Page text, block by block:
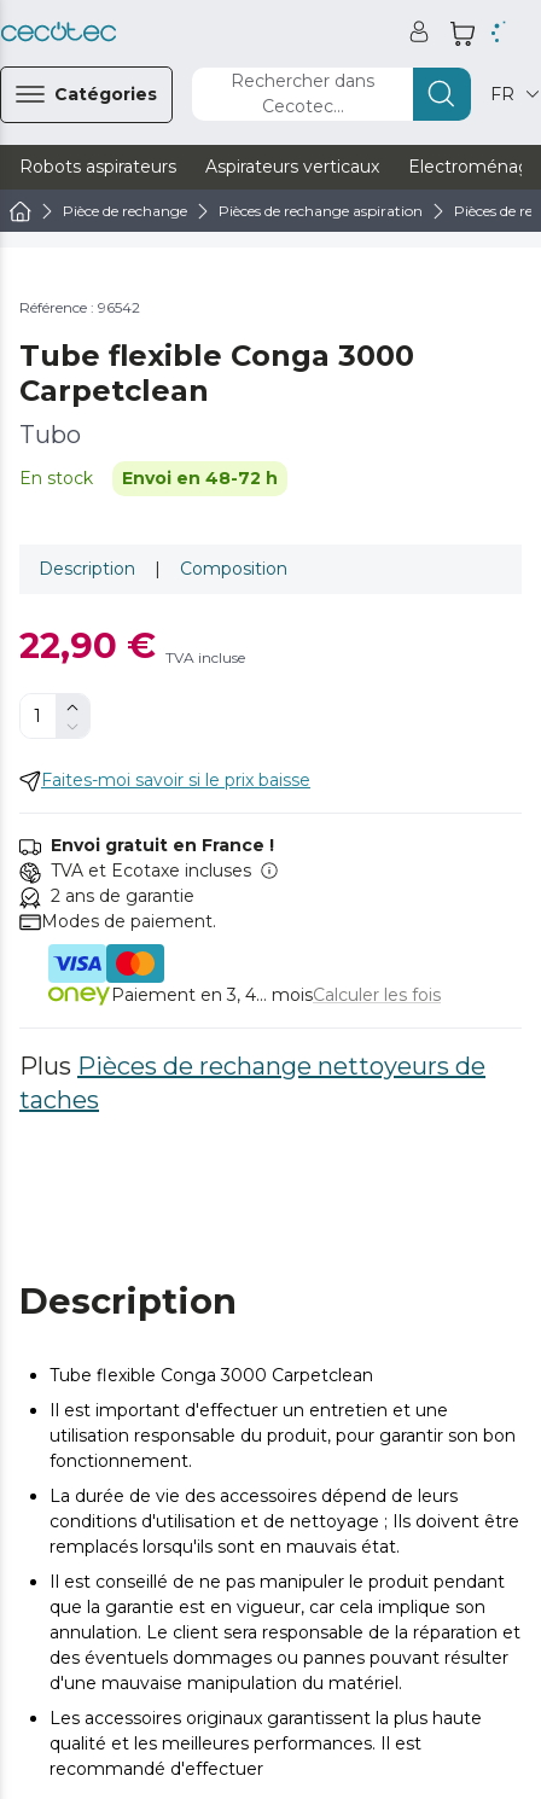
Catégories
Rechercher dans
Cecotec...
FR
Robots aspirateurs Aspirateurs verticaux
Pièce de rechange Pièces de rechange aspiration Pièces de
Référence : 96542
Tube flexible Conga 3000
Carpetclean
Tubo
En stock Envoi en 48-72 h
Description | Composition
22,90 € TVA incluse
Faites-moi savoir si le prix baisse
Envoi gratuit en France !
TVA et Ecotaxe incluses
2 ans de garantie
Modes de paiement.
Paiement en 3, 4... moisCalculer les fois
Plus Pièces de rechange nettoyeurs de
taches
Description
Tube flexible Conga 3000 Carpetclean
Il est important d'effectuer un entretien et une
utilisation responsable du produit, pour garantir son bon
fonctionnement.
La durée de vie des accessoires dépend de leurs
conditions d'utilisation et de nettoyage ; Ils doivent être
remplacés lorsqu'ils sont en mauvais état.
Il est conseillé de ne pas manipuler le produit pendant
que la garantie est en vigueur, car cela implique son
annulation. Le client sera responsable de la réparation et
des éventuels dommages ou pannes pouvant résulter
d'une mauvaise manipulation du matériel.
Les accessoires originaux garantissent la plus haute
qualité et les meilleures performances. Il est
recommandé d'effectuer